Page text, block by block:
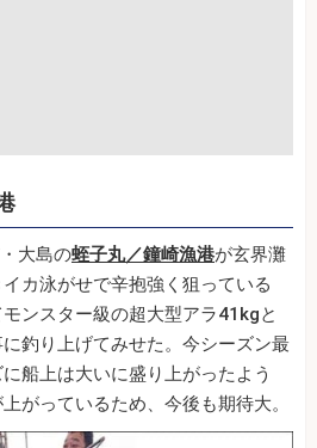
大島の蛭子丸／鐘崎漁港が玄界灘
カ泳がせで辛抱強く狙っている
ンスター級の超大型アラ41kgと
釣り上げてみせた。今シーズン最
船上は大いに盛り上がったよう
がっているため、今後も期待大。